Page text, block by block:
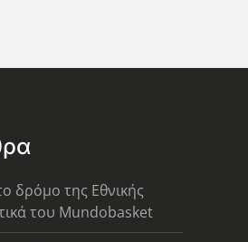
δρόμο της Εθνικής
του Mundobasket